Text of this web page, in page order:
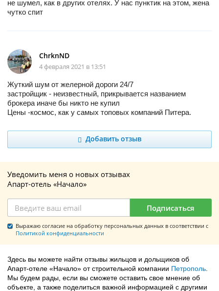
не шумел, как в других отелях. У нас пунктик на этом, жена
чутко спит
ChrknND
4 февраля 2021 в 13:51
Жуткий шум от желеpной дороги 24/7
застройщик - неизвестный, прикрывается названием
брокера иначе бы никто не купил
Цены -космос, как у самых топовых компаний Питера.
Добавить отзыв
Уведомить меня о новых отзывах
Апарт-отель «Начало»
Подписаться
Выражаю согласие на обработку персональных данных в соответствии с
Политикой конфиденциальности
Здесь вы можете найти отзывы жильцов и дольщиков об
Апарт-отеле «Начало» от строительной компании Петрополь.
Мы будем рады, если вы сможете оставить свое мнение об
объекте, а также поделиться важной информацией с другими